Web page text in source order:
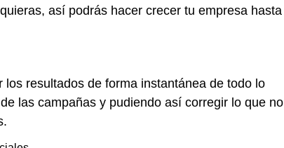
así podrás hacer crecer tu empresa hasta
resultados de forma instantánea de todo lo
las campañas y pudiendo así corregir lo que no